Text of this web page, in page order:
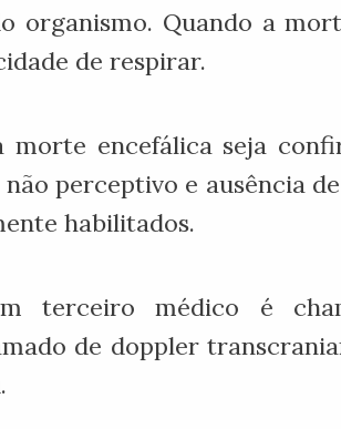
organismo. Quando a
de respirar.
morte encefálica seja
perceptivo e ausência
habilitados.
terceiro médico é
de doppler